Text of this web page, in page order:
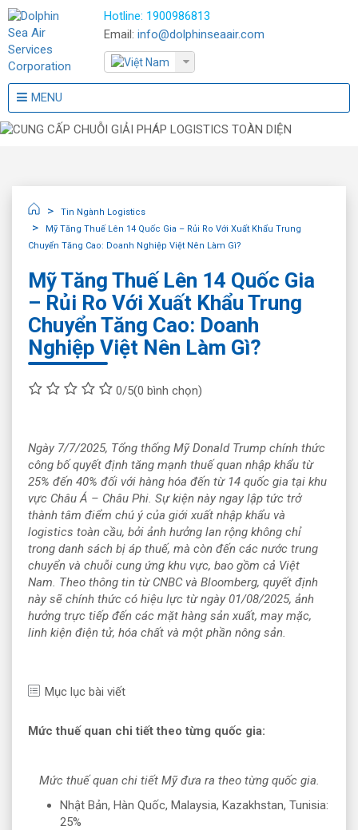
Hotline: 1900986813
Email: info@dolphinseaair.com
MENU
Tin Ngành Logistics
Mỹ Tăng Thuế Lên 14 Quốc Gia – Rủi Ro Với Xuất Khẩu Trung
Chuyển Tăng Cao: Doanh Nghiệp Việt Nên Làm Gì?
Mỹ Tăng Thuế Lên 14 Quốc Gia
– Rủi Ro Với Xuất Khẩu Trung
Chuyển Tăng Cao: Doanh
Nghiệp Việt Nên Làm Gì?
0/5(0 bình chọn)
Ngày 7/7/2025, Tổng thống Mỹ Donald Trump chính thức
công bố quyết định tăng mạnh thuế quan nhập khẩu từ
25% đến 40% đối với hàng hóa đến từ 14 quốc gia tại khu
vực Châu Á – Châu Phi. Sự kiện này ngay lập tức trở
thành tâm điểm chú ý của giới xuất nhập khẩu và
logistics toàn cầu, bởi ảnh hưởng lan rộng không chỉ
trong danh sách bị áp thuế, mà còn đến các nước trung
chuyển và chuỗi cung ứng khu vực, bao gồm cả Việt
Nam. Theo thông tin từ CNBC và Bloomberg, quyết định
này sẽ chính thức có hiệu lực từ ngày 01/08/2025, ảnh
hưởng trực tiếp đến các mặt hàng sản xuất, may mặc,
linh kiện điện tử, hóa chất và một phần nông sản.
Mục lục bài viết
Mức thuế quan chi tiết theo từng quốc gia:
Mức thuế quan chi tiết Mỹ đưa ra theo từng quốc gia.
Nhật Bản, Hàn Quốc, Malaysia, Kazakhstan, Tunisia:
25%